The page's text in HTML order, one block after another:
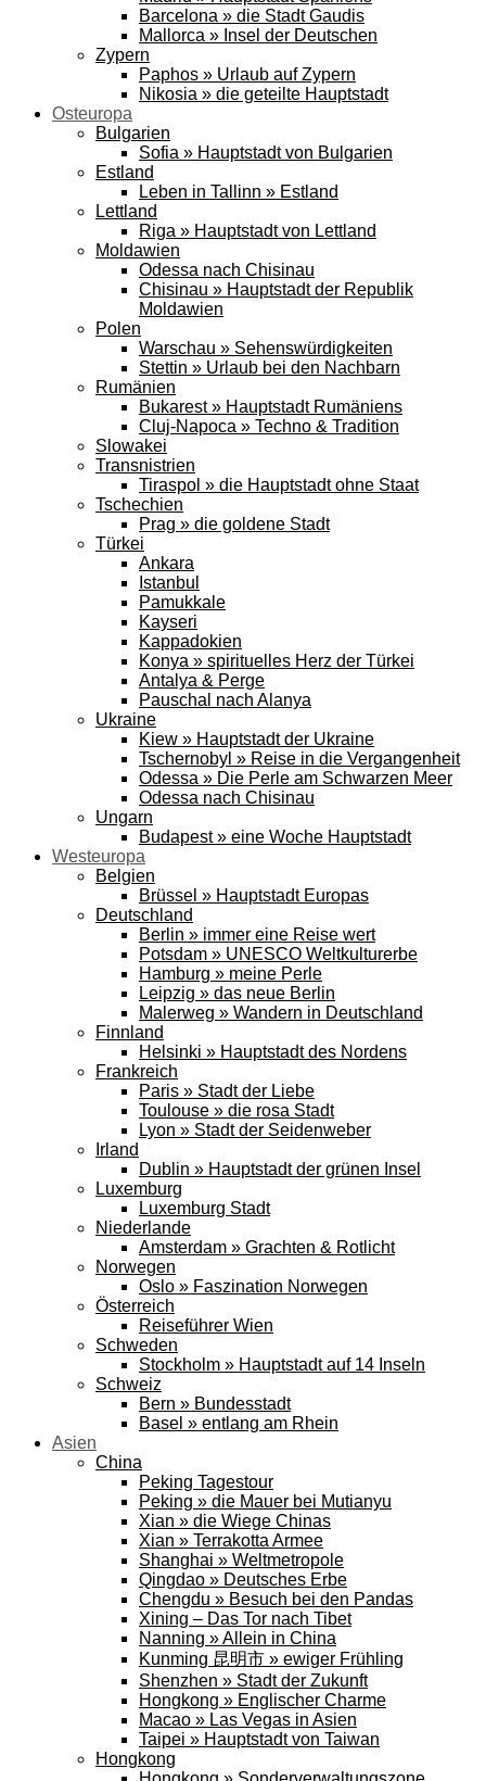
Barcelona » die Stadt Gaudis
Mallorca » Insel der Deutschen
Zypern
Paphos » Urlaub auf Zypern
Nikosia » die geteilte Hauptstadt
Osteuropa
Bulgarien
Sofia » Hauptstadt von Bulgarien
Estland
Leben in Tallinn » Estland
Lettland
Riga » Hauptstadt von Lettland
Moldawien
Odessa nach Chisinau
Chisinau » Hauptstadt der Republik
Moldawien
Polen
Warschau » Sehenswürdigkeiten
Stettin » Urlaub bei den Nachbarn
Rumänien
Bukarest » Hauptstadt Rumäniens
Cluj-Napoca » Techno & Tradition
Slowakei
Transnistrien
Tiraspol » die Hauptstadt ohne Staat
Tschechien
Prag » die goldene Stadt
Türkei
Ankara
Istanbul
Pamukkale
Kayseri
Kappadokien
Konya » spirituelles Herz der Türkei
Antalya & Perge
Pauschal nach Alanya
Ukraine
Kiew » Hauptstadt der Ukraine
Tschernobyl » Reise in die Vergangenheit
Odessa » Die Perle am Schwarzen Meer
Odessa nach Chisinau
Ungarn
Budapest » eine Woche Hauptstadt
Westeuropa
Belgien
Brüssel » Hauptstadt Europas
Deutschland
Berlin » immer eine Reise wert
Potsdam » UNESCO Weltkulturerbe
Hamburg » meine Perle
Leipzig » das neue Berlin
Malerweg » Wandern in Deutschland
Finnland
Helsinki » Hauptstadt des Nordens
Frankreich
Paris » Stadt der Liebe
Toulouse » die rosa Stadt
Lyon » Stadt der Seidenweber
Irland
Dublin » Hauptstadt der grünen Insel
Luxemburg
Luxemburg Stadt
Niederlande
Amsterdam » Grachten & Rotlicht
Norwegen
Oslo » Faszination Norwegen
Österreich
Reiseführer Wien
Schweden
Stockholm » Hauptstadt auf 14 Inseln
Schweiz
Bern » Bundesstadt
Basel » entlang am Rhein
Asien
China
Peking Tagestour
Peking » die Mauer bei Mutianyu
Xian » die Wiege Chinas
Xian » Terrakotta Armee
Shanghai » Weltmetropole
Qingdao » Deutsches Erbe
Chengdu » Besuch bei den Pandas
Xining – Das Tor nach Tibet
Nanning » Allein in China
Kunming 昆明市 » ewiger Frühling
Shenzhen » Stadt der Zukunft
Hongkong » Englischer Charme
Macao » Las Vegas in Asien
Taipei » Hauptstadt von Taiwan
Hongkong